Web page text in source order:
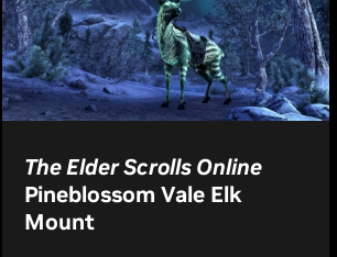
The Elder Scrolls Online
Pineblossom Vale Elk
Mount